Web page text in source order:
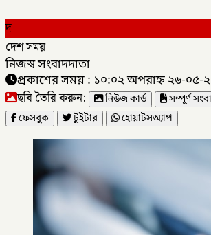
দ
দেশ সময়
নিজস্ব সংবাদদাতা
প্রকাশের সময় : ১০:০২ অপরাহ্ন ২৬-০৫-
ছবি তৈরি করুন: নিউজ কার্ড
সম্পূর্ণ
ফেসবুক
টুইটার হোয়াটসঅ্যাপ